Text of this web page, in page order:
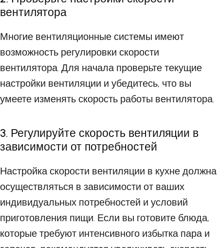
вентилятора
Многие вентиляционные системы имеют
возможность регулировки скорости
вентилятора. Для начала проверьте текущие
настройки вентиляции и убедитесь, что вы
умеете изменять скорость работы вентилятора.
3. Регулируйте скорость вентиляции в
зависимости от потребностей
Настройка скорости вентиляции в кухне должна
осуществляться в зависимости от ваших
индивидуальных потребностей и условий
приготовления пищи. Если вы готовите блюда,
которые требуют интенсивного избытка пара и